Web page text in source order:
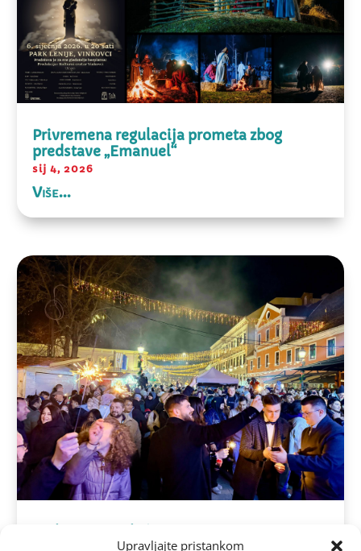
Upravljajte pristankom
Privremena regulacija prometa zbog
predstave „Emanuel“
sij 4, 2026
Više...